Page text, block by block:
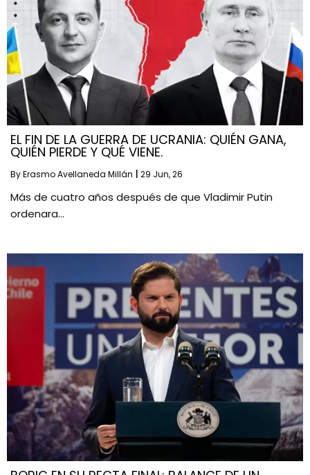
EL FIN DE LA GUERRA DE UCRANIA: QUIÉN GANA,
QUIÉN PIERDE Y QUÉ VIENE.
ByErasmo Avellaneda Millán 29 Jun, 26
Más de cuatro años después de que Vladimir Putin
ordenara…